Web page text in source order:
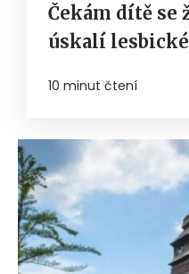
Čekám dítě se
úskalí
10 minut čtení